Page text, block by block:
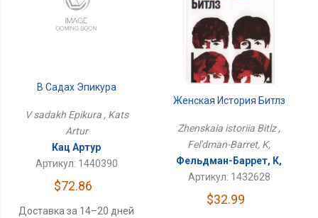
В Садах Эпикура
V sadakh Epikura , Kats
Artur
Кац Артур
Артикул: 1440390
$72.86
Доставка за 14–20 дней
Женская История Битлз
Zhenskaia istoriia Bitlz ,
Fel'dman-Barret, K,
Фельдман-Баррет, К,
Артикул: 1432628
$32.99